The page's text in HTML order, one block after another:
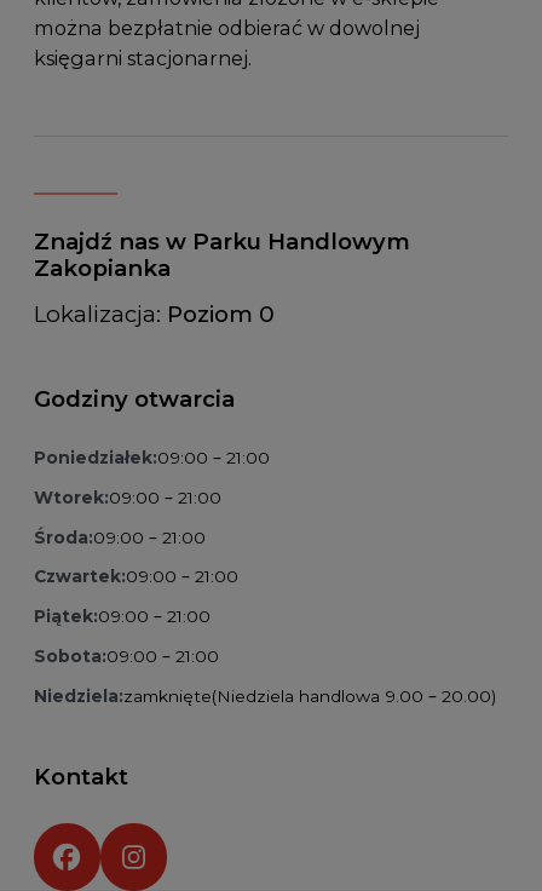
można bezpłatnie odbierać w dowolnej
księgarni stacjonarnej.
Znajdź nas w Parku Handlowym
Zakopianka
Lokalizacja: Poziom 0
Godziny otwarcia
Poniedziałek:09:00 – 21:00
Wtorek:09:00 – 21:00
Środa:09:00 – 21:00
Czwartek:09:00 – 21:00
Piątek:09:00 – 21:00
Sobota:09:00 – 21:00
Niedziela:zamknięte(Niedziela handlowa 9.00 – 20.00)
Kontakt
Social media: